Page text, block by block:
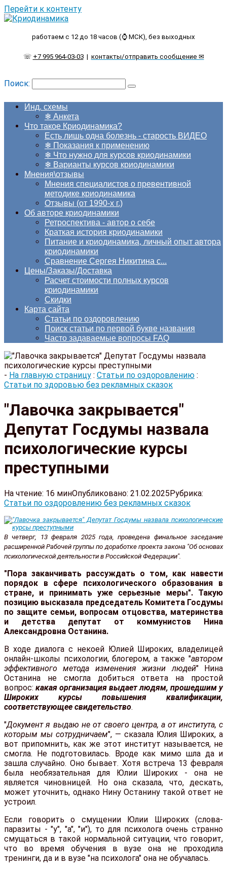
Перейти к контенту
работаем с 12 до 18 часов (⌚ МСК), без выходных
☏ +7 995 964-03-03| контакты/отправить сообщение ✉
Поиск:
Инд. схемы
❄ Анкета
Что такое Криодинамика?
Есть лишь одна болезнь - старость ВИДЕО
❄ Показания к применению
❄ Что нужно для курсов криодинамики
❄ Варианты курсов криодинамики
Мнения\отзывы
Мнения специалистов о превентивной
методике криодинамика
Отзывы (от 1990-х г.)
Об авторе криодинамики
Ретроспектива - автор о себе
Краткая история криодинамики
Питание и криодинамика, личный опыт автора
криодинамики
Сравнение Сергея Никитина с...
Цены/Заказы/Доставка
Расчет стоимости полных курсов
криодинамики
Скидки
Карта сайта
Статьи по оздоровлению
Поиск статьи по первой букве названия
Часто задаваемые вопросы FAQ
- На главную страницу : Статьи по оздоровлению :
Статьи по здоровью без рекламных сказок
"Лавочка закрывается"
Депутат Госдумы назвала
психологические курсы
преступными
На чтение: 16 минОпубликовано: 21.02.2025Рубрика:
Статьи по оздоровлению без рекламных сказок
В четверг, 13 февраля 2025 года, проведена финальное заседание
расширенной Рабочей группы по доработке проекта закона "Об основах
психологической деятельности в Российской Федерации".
"Пора заканчивать рассуждать о том, как навести
порядок в сфере психологического образования в
стране, и принимать уже серьезные меры". Такую
позицию высказала председатель Комитета Госдумы
по защите семьи, вопросам отцовства, материнства
и детства депутат от коммунистов Нина
Александровна Останина.
В ходе диалога с некоей Юлией Широких, владелицей
онлайн-школы психологии, блогером, а также "автором
эффективного метода изменения жизни людей" Нина
Останина не смогла добиться ответа на простой
вопрос: какая организация выдает людям, прошедшим у
Широких курсы повышения квалификации,
соответствующее свидетельство.
"Документ я выдаю не от своего центра, а от института, с
которым мы сотрудничаем", — сказала Юлия Широких, а
вот припомнить, как же этот институт называется, не
смогла. Не подготовилась. Вроде как мимо шла да и
зашла случайно. Оно бывает. Хотя встреча 13 февраля
была необязательная для Юлии Широких - она не
является чиновницей. Но она сказала, что, дескать,
может уточнить, однако Нину Останину такой ответ не
устроил.
Если говорить о смущении Юлии Широких (слова-
паразиты - "у", "а", "и"), то для психолога очень странно
смущаться в такой нормальной ситуации, что говорит,
что во время обучения в вузе она не проходила
тренинги, да и в вузе "на психолога" она не обучалась.